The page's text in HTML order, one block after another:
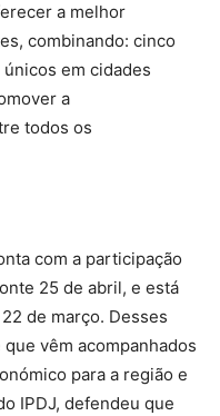
a melhor
combinando: cinco
em cidades
a
todos os
com a participação
25 de abril, e está
de março. Desses
vêm acompanhados
para a região e
IPDJ, defendeu que